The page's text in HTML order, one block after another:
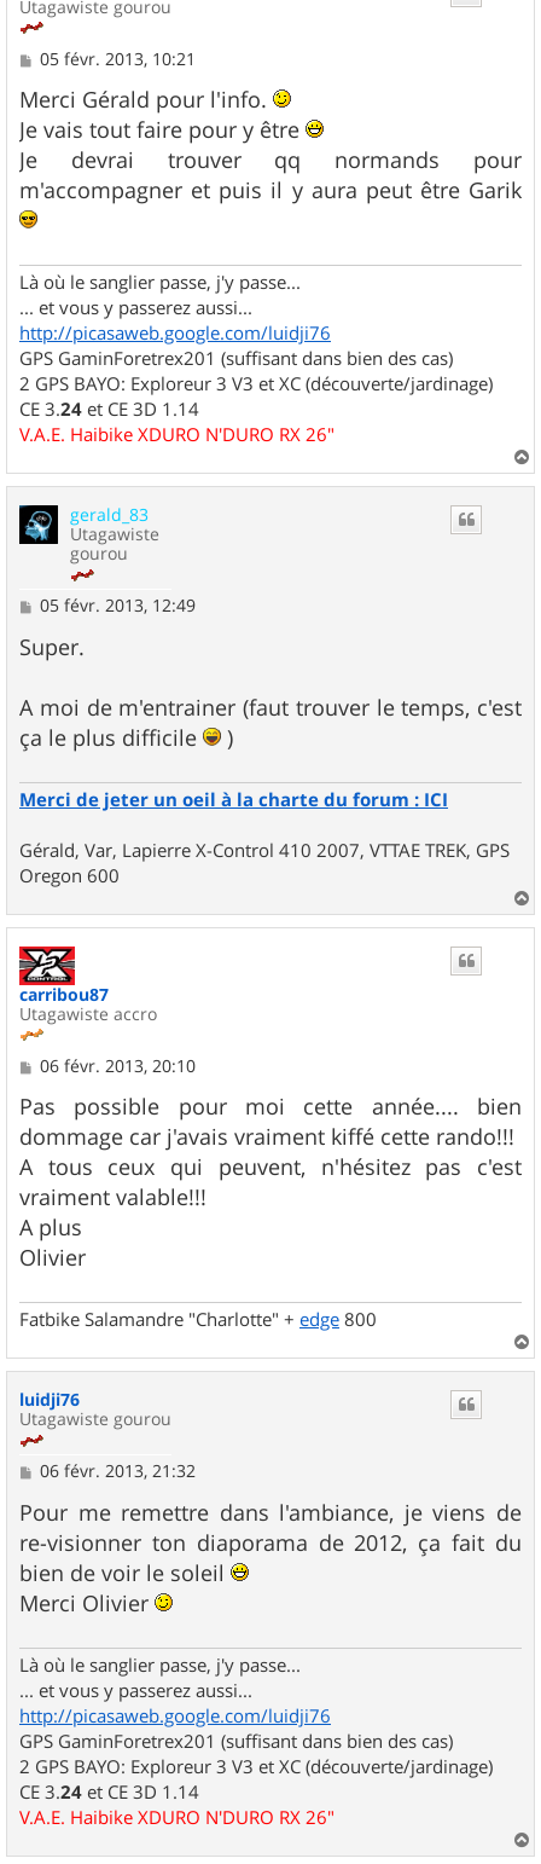
Utagawiste gourou
M
s
s
a
g
e
05 févr. 2013, 10:21
Merci Gérald pour l'info.
Je vais tout faire pour y être
Je devrai trouver qq normands pour
m'accompagner et puis il y aura peut être Garik
Là où le sanglier passe, j'y passe...
... et vous y passerez aussi...
http://picasaweb.google.com/luidji76
GPS GaminForetrex201 (suffisant dans bien des cas)
2 GPS BAYO: Exploreur 3 V3 et XC (découverte/jardinage)
CE 3.24 et CE 3D 1.14
V.A.E. Haibike XDURO N'DURO RX 26"
a
gerald_83
Utagawiste
gourou
M
s
s
g
e
05 févr. 2013, 12:49
Super.
A moi de m'entrainer (faut trouver le temps, c'est
ça le plus difficile
)
Merci de jeter un oeil à la charte du forum : ICI
Gérald, Var, Lapierre X-Control 410 2007, VTTAE TREK, GPS
Oregon 600
a
carribou87
Utagawiste accro
M
s
s
a
e
06 févr. 2013, 20:10
Pas possible pour moi cette année.... bien
dommage car j'avais vraiment kiffé cette rando!!!
A tous ceux qui peuvent, n'hésitez pas c'est
vraiment valable!!!
A plus
Olivier
Fatbike Salamandre "Charlotte" + edge 800
a
luidji76
Utagawiste gourou
M
s
s
a
g
e
06 févr. 2013, 21:32
Pour me remettre dans l'ambiance, je viens de
re-visionner ton diaporama de 2012, ça fait du
bien de voir le soleil
Merci Olivier
Là où le sanglier passe, j'y passe...
... et vous y passerez aussi...
http://picasaweb.google.com/luidji76
GPS GaminForetrex201 (suffisant dans bien des cas)
2 GPS BAYO: Exploreur 3 V3 et XC (découverte/jardinage)
CE 3.24 et CE 3D 1.14
V.A.E. Haibike XDURO N'DURO RX 26"
a